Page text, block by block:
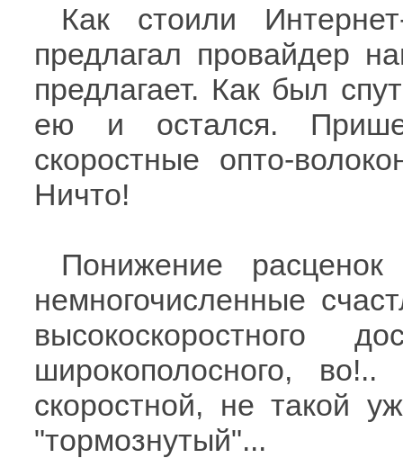
Как стоили
предлагал провайдер
предлагает. Как был
ею и остался.
скоростные опто-
Ничто!
Понижение расценок
немногочисленные
широкополосного,
скоростной, не такой
"тормознутый"...